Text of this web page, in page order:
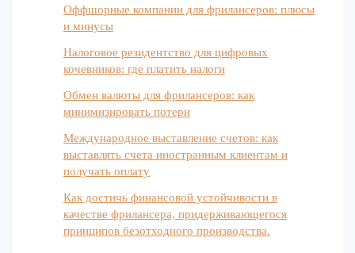
Оффшорные компании для фрилансеров: плюсы
и минусы
Налоговое резидентство для цифровых
кочевников: где платить налоги
Обмен валюты для фрилансеров: как
минимизировать потери
Международное выставление счетов: как
выставлять счета иностранным клиентам и
получать оплату
Как достичь финансовой устойчивости в
качестве фрилансера, придерживающегося
принципов безотходного производства.